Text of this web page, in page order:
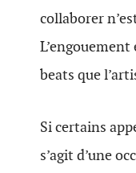
collaborer
beats que
Si certains
s’agit d’une